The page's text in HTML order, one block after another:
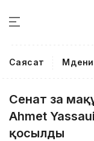
Саясат
Сенат заң
Ahmet
қосылды